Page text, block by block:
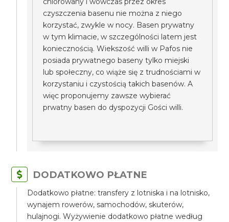
czyszczenia basenu nie można z niego
korzystać, zwykle w nocy. Basen prywatny
w tym klimacie, w szczególności latem jest
koniecznością. Wiekszość willi w Pafos nie
posiada prywatnego baseny tylko miejski
lub społeczny, co wiąże się z trudnościami w
korzystaniu i czystością takich basenów. A
więc proponujemy zawsze wybierać
prwatny basen do dyspozycji Gości willi.
DODATKOWO PŁATNE
Dodatkowo płatne: transfery z lotniska i na lotnisko,
wynajem rowerów, samochodów, skuterów,
hulajnogi. Wyżywienie dodatkowo płatne według